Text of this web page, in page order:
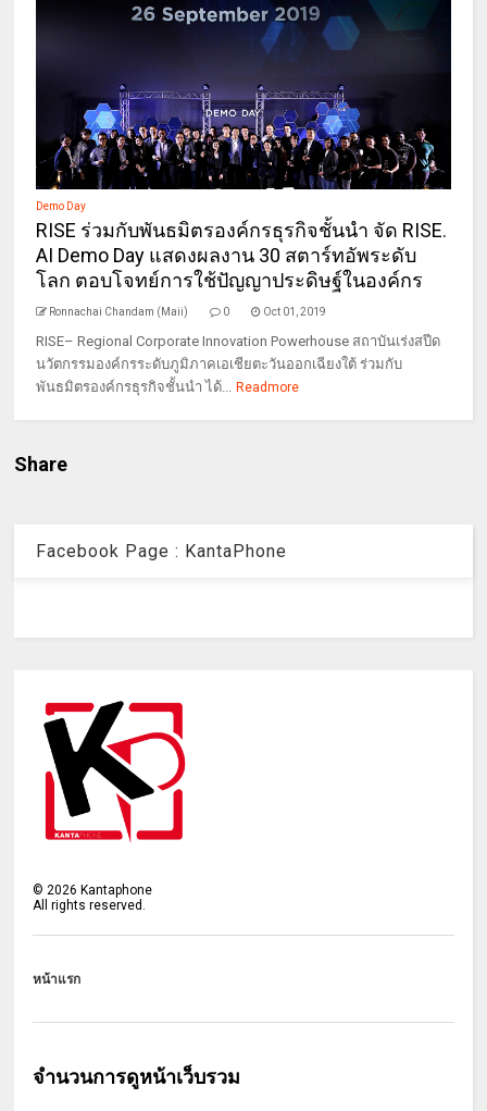
Demo Day
RISE ร่วมกับพันธมิตรองค์กรธุรกิจชั้นนำ จัด RISE.
AI Demo Day แสดงผลงาน 30 สตาร์ทอัพระดับ
โลก ตอบโจทย์การใช้ปัญญาประดิษฐ์ในองค์กร
Ronnachai Chandam (Maii) 0 Oct 01, 2019
RISE– Regional Corporate Innovation Powerhouse สถาบันเร่งสปีด
นวัตกรรมองค์กรระดับภูมิภาคเอเชียตะวันออกเฉียงใต้ ร่วมกับ
พันธมิตรองค์กรธุรกิจชั้นนำ ได้...
Readmore
Share
Facebook Page : KantaPhone
©2026 Kantaphone
All rights reserved.
หน้าแรก
จำนวนการดูหน้าเว็บรวม